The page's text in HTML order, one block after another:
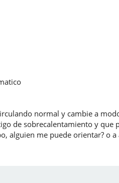
normal y cambie a
de sobrecalentamiento y
alguien me puede orientar? o